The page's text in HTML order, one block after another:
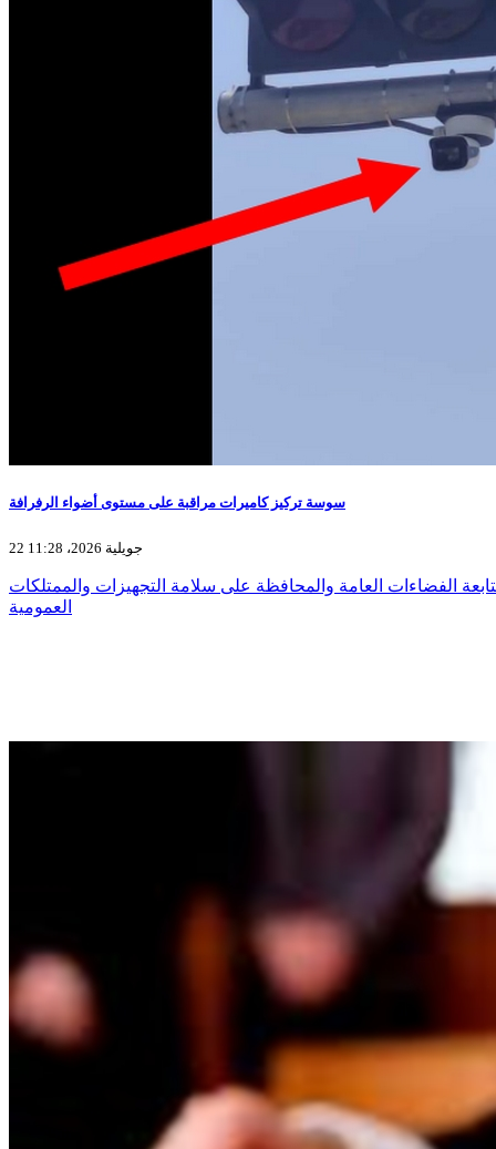
سوسة تركيز كاميرات مراقبة على مستوى أضواء الرفرافة
22 جويلية 2026، 11:28
الفضاءات العامة والمحافظة على سلامة التجهيزات والممتلكات
العمومية